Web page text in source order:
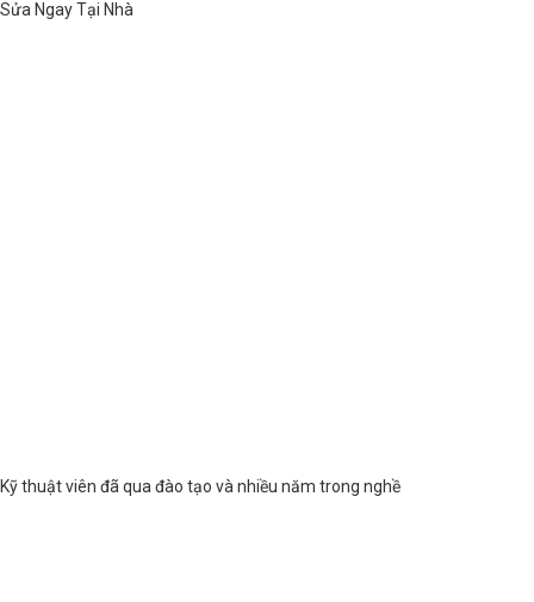
Kỹ thuật viên đã qua đào tạo và nhiều năm trong nghề